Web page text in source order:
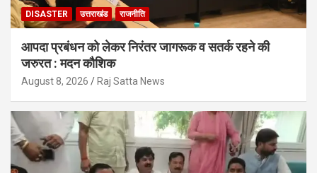
DISASTER उत्तराखंड राजनीति
आपदा प्रबंधन को लेकर निरंतर जागरूक व सतर्क रहने की
जरुरत : मदन कौशिक
August 8, 2026 Raj Satta News